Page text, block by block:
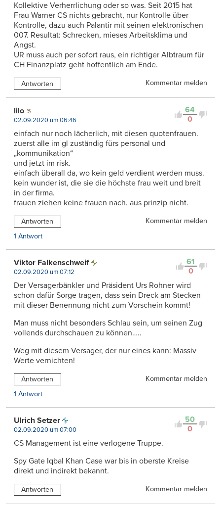
Kollektive Verherrlichung oder so was. Seit 2015 hat
Frau Warner CS nichts gebracht, nur Kontrolle über
Kontrolle, dazu auch Palantir mit seinen elektronischen
007. Resultat: Schrecken, mieses Arbeitsklima und
Angst.
UR muss auch per sofort raus, ein richtiger Albtraum für
CH Finanzplatz geht hoffentlich am Ende.
Antworten Kommentar melden
64
0
lilo
02.09.2020 um 06:46
einfach nur noch lächerlich, mit diesen quotenfrauen.
zuerst alle im gl zuständig fürs personal und
„kommunikation“
und jetzt im risk.
einfach überall da, wo kein geld verdient werden muss.
kein wunder ist, die sie die höchste frau weit und breit
in der firma.
frauen ziehen keine frauen nach. aus prinzip nicht.
Antworten
Kommentar melden
1 Antwort
61
0
Viktor Falkenschweif
02.09.2020 um 07:12
Der Versagerbänkler und Präsident Urs Rohner wird
schon dafür Sorge tragen, dass sein Dreck am Stecken
mit dieser Benennung nicht zum Vorschein kommt!
Man muss nicht besonders Schlau sein, um seinen Zug
vollends durchschauen zu können…..
Weg mit diesem Versager, der nur eines kann: Massiv
Werte vernichten!
Antworten
Kommentar melden
1 Antwort
50
0
Ulrich Setzer
02.09.2020 um 07:00
CS Management ist eine verlogene Truppe.
Spy Gate Iqbal Khan Case war bis in oberste Kreise
direkt und indirekt bekannt.
Antworten Kommentar melden